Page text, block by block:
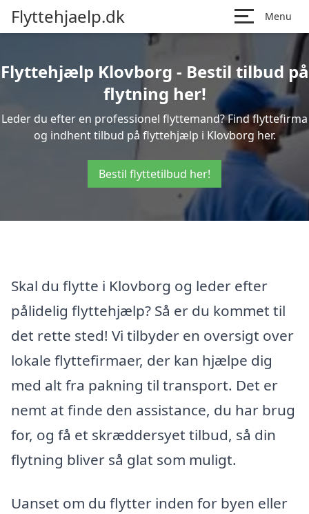
Flyttehjaelp.dk Menu
Flyttehjælp Klovborg - Bestil tilbud på
flytning her!
Leder du efter en professionel flyttemand? Find flyttefirma
og indhent tilbud på flyttehjælp i Klovborg her.
Bestil flyttetilbud her!
Skal du flytte i Klovborg og leder efter
pålidelig flyttehjælp? Så er du kommet til
det rette sted! Vi tilbyder en oversigt over
lokale flyttefirmaer, der kan hjælpe dig
med alt fra pakning til transport. Det er
nemt at finde den assistance, du har brug
for, og få et skræddersyet tilbud, så din
flytning bliver så glat som muligt.
Uanset om du flytter inden for byen eller